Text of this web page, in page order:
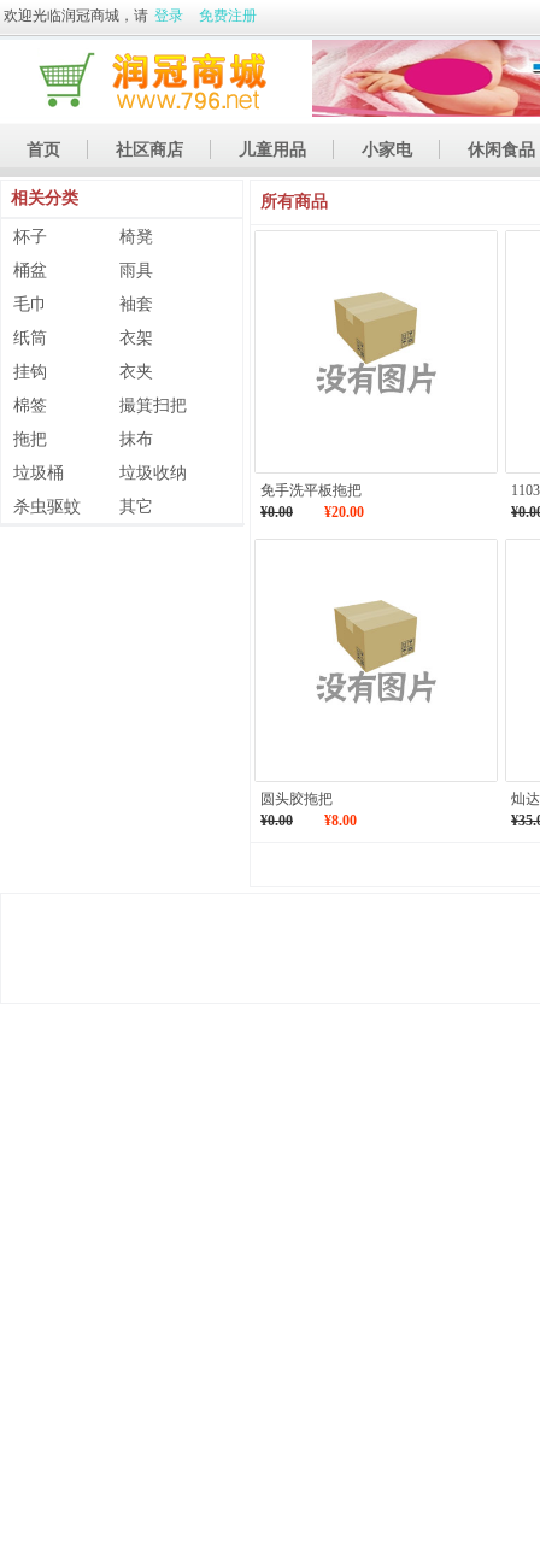
欢迎光临润冠商城，请 登录 免费注册
首页 社区商店 儿童用品 小家电 休闲食品
休闲娱乐 土特产
相关分类
杯子
椅凳
桶盆
雨具
毛巾
袖套
纸筒
衣架
挂钩
衣夹
棉签
撮箕扫把
拖把
抹布
垃圾桶
垃圾收纳
杀虫驱蚊
其它
所有商品
免手洗平板拖把
¥0.00
¥20.00
圆头胶拖把
¥0.00
¥8.00
灿